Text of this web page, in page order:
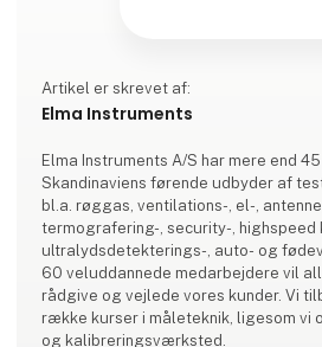
Artikel er skrevet af:
Elma Instruments
Elma Instruments A/S har mere end
Skandinaviens førende udbyder af
bl.a. røggas, ventilations-, el-, antenne, netværk, industri-,
termografering-, security-, highspeed
ultralydsdetekterings-, auto- og
60 veluddannede medarbejdere vil
rådgive og vejlede vores kunder. Vi
række kurser i måleteknik, ligesom vi
og kalibreringsværksted.